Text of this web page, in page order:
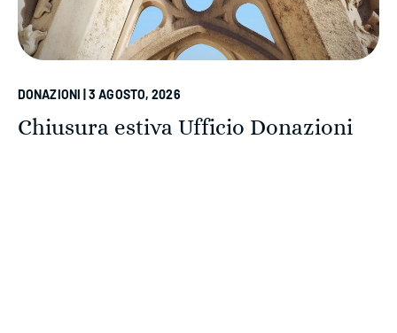
DONAZIONI | 3 AGOSTO, 2026
Chiusura estiva Ufficio Donazioni